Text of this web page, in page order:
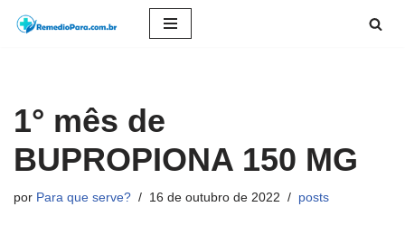
conteúdo
1° mês de
BUPROPIONA 150 MG
por Para que serve? 16 de outubro de 2022 posts